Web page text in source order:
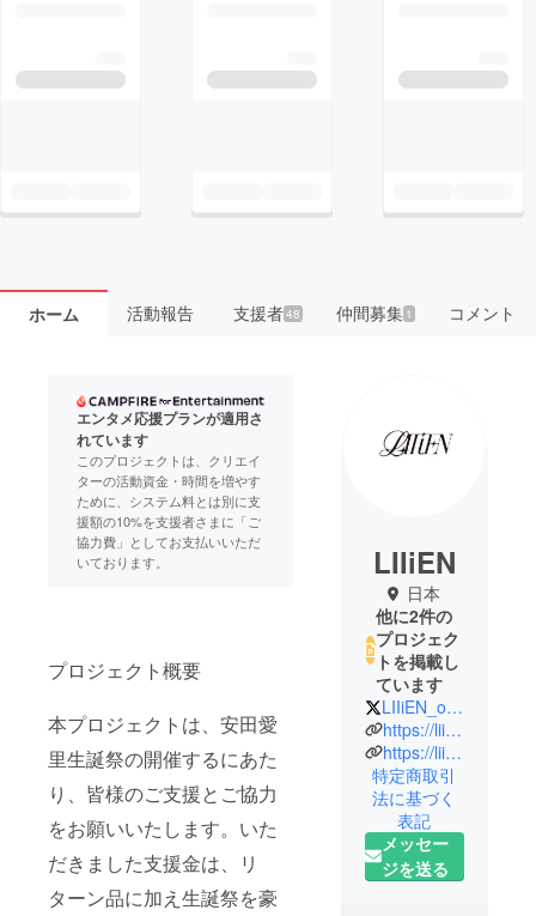
ホーム 活動報告 支援者48 仲間募集 1 コメント
エンタメ応援プランが適用さ
れています
このプロジェクトは、クリエイ
ターの活動資金・時間を増やす
ために、システム料とは別に支
援額の10%を支援者さまに「ご
協力費」としてお支払いいただ
いております。
プロジェクト概要
本プロジェクトは、安田愛
里生誕祭の開催するにあた
り、皆様のご支援とご協力
をお願いいたします。いた
だきました支援金は、リ
ターン品に加え生誕祭を豪
LIIiEN
日本
他に2件の
プロジェク
トを掲載し
ています
LIIiEN_official
https://liiien-fc.jp
https://liiien.base.shop
特定商取引
法に基づく
表記
メッセー
ジを送る